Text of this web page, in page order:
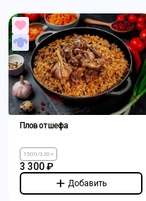
Плов от шефа
1500/320 г
3 300 ₽
Добавить